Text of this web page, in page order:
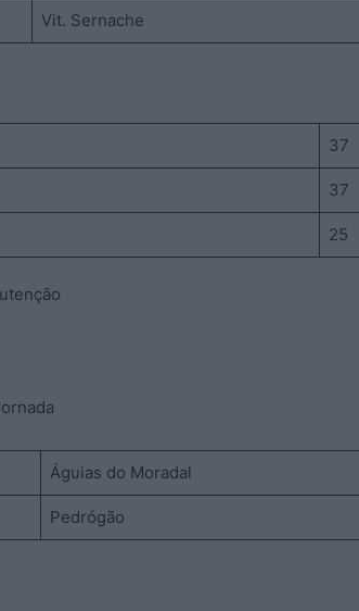
Vit. Sernache
37
37
25
Águias do Moradal
Pedrógão